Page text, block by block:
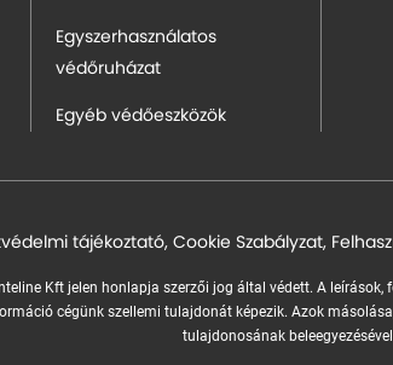
Egyszerhasználatos
védőruházat
Egyéb védőeszközök
tájékoztató, Cookie Szabályzat,
Kft jelen honlapja szerzői jog által védett. A leírások,
cégünk szellemi tulajdonát képezik. Azok
tulajdonosának